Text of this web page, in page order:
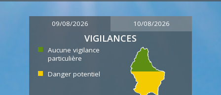
09/08/2026 10/08/2026
VIGILANCES
Aucune vigilance
particulière
Danger potentiel